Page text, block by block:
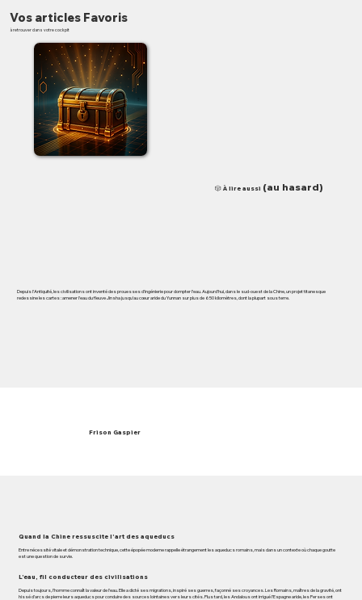
Depuis l’Antiquité, les civilisations ont inventé des prouesses d’ingénierie pour dompter l’eau. Aujourd’hui, dans le sud-ouest de la Chine, un projet titanesque
redessine les cartes : amener l’eau du fleuve Jinsha jusqu’au cœur aride du Yunnan sur plus de 650 kilomètres, dont la plupart sous terre.
Vos articles Favoris
à retrouver dans votre cockpit
🎲 À lire aussi (au hasard)
Frison Gaspier
Quand la Chine ressuscite l’art des aqueducs
Entre nécessité vitale et démonstration technique, cette épopée moderne rappelle étrangement les aqueducs romains, mais dans un contexte où chaque goutte
est une question de survie.
L’eau, fil conducteur des civilisations
Depuis toujours, l’homme connaît la valeur de l’eau. Elle a dicté ses migrations, inspiré ses guerres, façonné ses croyances. Les Romains, maîtres de la gravité, ont
hissé d’arcs de pierre leurs aqueducs pour conduire des sources lointaines vers leurs cités. Plus tard, les Andalous ont irrigué l’Espagne aride, les Perses ont